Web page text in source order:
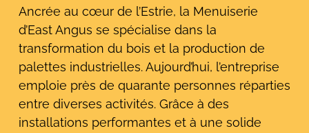
Ancrée au cœur de l’Estrie, la Menuiserie
d’East Angus se spécialise dans la
transformation du bois et la production de
palettes industrielles. Aujourd’hui, l’entreprise
emploie près de quarante personnes réparties
entre diverses activités. Grâce à des
installations performantes et à une solide